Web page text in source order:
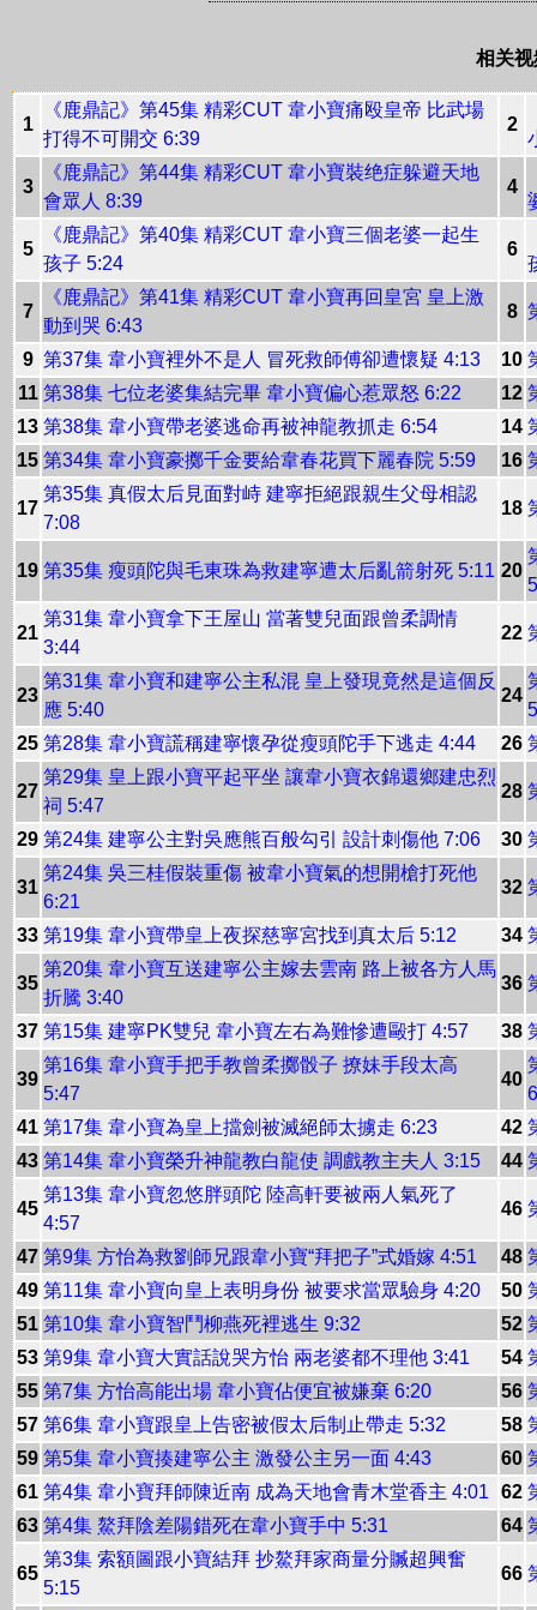
相关
1
《鹿鼎記》第45集 精彩CUT 韋小寶痛殴皇帝 比武場
打得不可開交 6:39
2
3
《鹿鼎記》第44集 精彩CUT 韋小寶裝绝症躲避天地
會眾人 8:39
4
5
《鹿鼎記》第40集 精彩CUT 韋小寶三個老婆一起生
孩子 5:24
6
7
《鹿鼎記》第41集 精彩CUT 韋小寶再回皇宮 皇上激
動到哭 6:43
8
9 第37集 韋小寶裡外不是人 冒死救師傅卻遭懷疑 4:13 10
11 第38集 七位老婆集結完畢 韋小寶偏心惹眾怒 6:22 12
13 第38集 韋小寶帶老婆逃命再被神龍教抓走 6:54 14
15 第34集 韋小寶豪擲千金要給韋春花買下麗春院 5:59 16
17
第35集 真假太后見面對峙 建寧拒絕跟親生父母相認
7:08
18
19 第35集 瘦頭陀與毛東珠為救建寧遭太后亂箭射死 5:11 20
21
第31集 韋小寶拿下王屋山 當著雙兒面跟曾柔調情
3:44
22
23
第31集 韋小寶和建寧公主私混 皇上發現竟然是這個反
應 5:40
24
25 第28集 韋小寶謊稱建寧懷孕從瘦頭陀手下逃走 4:44 26
27
第29集 皇上跟小寶平起平坐 讓韋小寶衣錦還鄉建忠烈
祠 5:47
28
29 第24集 建寧公主對吳應熊百般勾引 設計刺傷他 7:06 30
31
第24集 吳三桂假裝重傷 被韋小寶氣的想開槍打死他
6:21
32
33 第19集 韋小寶帶皇上夜探慈寧宮找到真太后 5:12 34
35
第20集 韋小寶互送建寧公主嫁去雲南 路上被各方人馬
折騰 3:40
36
37 第15集 建寧PK雙兒 韋小寶左右為難慘遭毆打 4:57 38
39
第16集 韋小寶手把手教曾柔擲骰子 撩妹手段太高
5:47
40
41 第17集 韋小寶為皇上擋劍被滅絕師太擄走 6:23 42
43 第14集 韋小寶榮升神龍教白龍使 調戲教主夫人 3:15 44
45
第13集 韋小寶忽悠胖頭陀 陸高軒要被兩人氣死了
4:57
46
47 第9集 方怡為救劉師兄跟韋小寶“拜把子”式婚嫁 4:51 48
49 第11集 韋小寶向皇上表明身份 被要求當眾驗身 4:20 50
51 第10集 韋小寶智鬥柳燕死裡逃生 9:32 52
53 第9集 韋小寶大實話說哭方怡 兩老婆都不理他 3:41 54
55 第7集 方怡高能出場 韋小寶佔便宜被嫌棄 6:20 56
57 第6集 韋小寶跟皇上告密被假太后制止帶走 5:32 58
59 第5集 韋小寶揍建寧公主 激發公主另一面 4:43 60
61 第4集 韋小寶拜師陳近南 成為天地會青木堂香主 4:01 62
63 第4集 鰲拜陰差陽錯死在韋小寶手中 5:31 64
65
第3集 索額圖跟小寶結拜 抄鰲拜家商量分贓超興奮
5:15
66